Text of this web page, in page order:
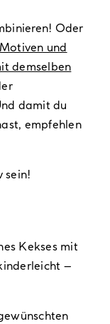
Oder
und
demselben
damit du
empfehlen
sein!
Kekses mit
–